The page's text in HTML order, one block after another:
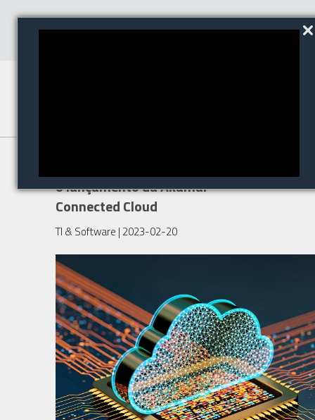
o lançamento da Akamai
Connected Cloud
TI & Software | 2023-02-20